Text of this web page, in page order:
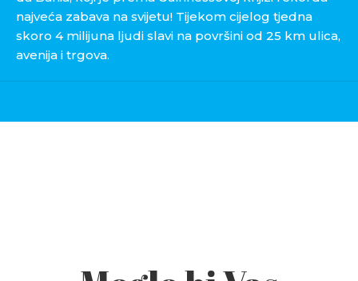
najveća zabava na svijetu! Tijekom cijelog tjedna
skoro 4 milijuna ljudi slavi na površini od 25 km ulica,
avenija i trgova.